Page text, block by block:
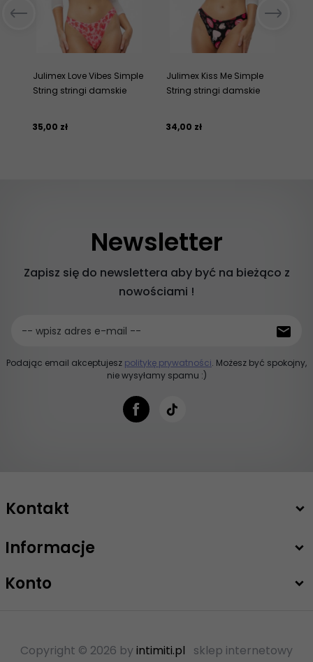
Julimex Love Vibes Simple
String stringi damskie
35,00 zł
Julimex Kiss Me Simple
String stringi damskie
34,00 zł
Newsletter
Zapisz się do newslettera aby być na bieżąco z
nowościami !
-- wpisz adres e-mail --
Podając email akceptujesz politykę prywatności. Możesz być spokojny,
nie wysyłamy spamu :)
Kontakt
+48 503 747 208
Informacje
Konto
Copyright © 2026 byintimiti.pl
sklep internetowy